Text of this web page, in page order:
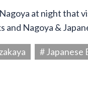
at night that
and Nagoya &
# Japanese